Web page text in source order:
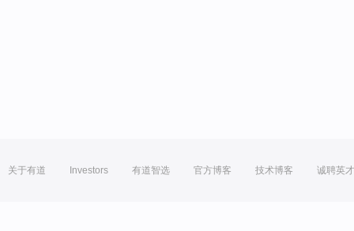
关于有道 Investors 有道智选 官方博客 技术博客 诚聘英才